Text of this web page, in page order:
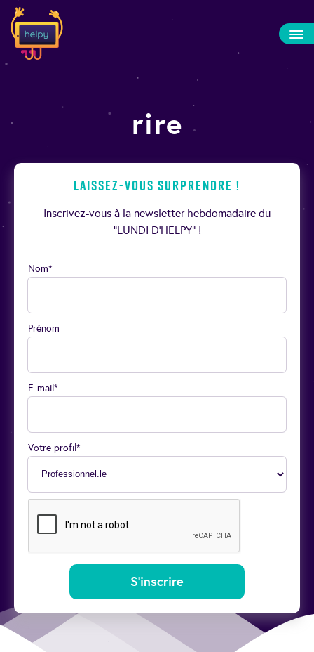
rire
Laissez-vous surprendre !
Inscrivez-vous à la newsletter hebdomadaire du
“LUNDI D’HELPY” !
Nom*
Prénom
E-mail*
Votre profil*